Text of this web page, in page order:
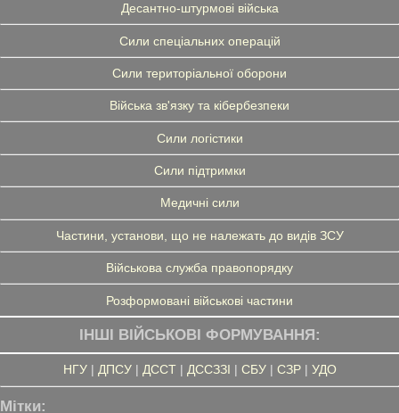
Десантно-штурмові війська
Сили спеціальних операцій
Сили територіальної оборони
Війська зв'язку та кібербезпеки
Сили логістики
Сили підтримки
Медичні сили
Частини, установи, що не належать до видів ЗСУ
Військова служба правопорядку
Розформовані військові частини
ІНШІ ВІЙСЬКОВІ ФОРМУВАННЯ:
НГУ| ДПСУ| ДССТ| ДССЗЗІ | СБУ| СЗР| УДО
Мітки: